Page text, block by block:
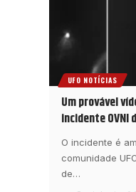
UFO NOTÍCIAS
Um provável
incidente OVNI
O incidente é
comunidade
de…